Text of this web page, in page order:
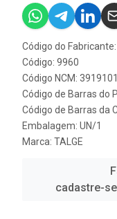
Código do
Código: 9960
Código NCM:
Código de Barras do
Código de Barras da
Embalagem: UN/1
Marca: TALGE
cadastre-